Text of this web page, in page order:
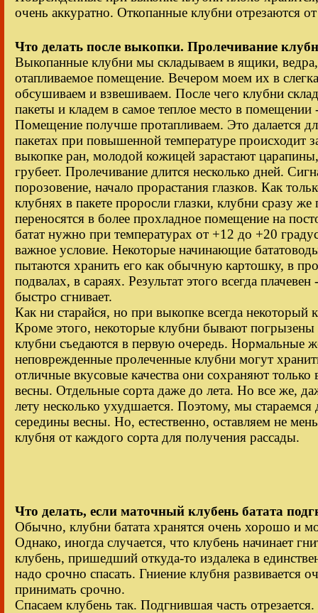
очень аккуратно. Откопанные клубни отрезаются
Что делать после выкопки. Пролечивание
Выкопанные клубни мы складываем в ящики,
отапливаемое помещение. Вечером моем их в
обсушиваем и взвешиваем. После чего клубни
пакеты и кладем в самое теплое место в
Помещение получше протапливаем. Это далается
пакетах при повышенной температуре происходит
выкопке ран, молодой кожицей зарастают
грубеет. Пролечивание длится несколько дней.
порозовение, начало прорастания глазков. Как
клубнях в пакете проросли глазки, клубни сразу
переносятся в более прохладное помещение на
батат нужно при температурах от +12 до +20
важное условие. Некоторые начинающие
пытаются хранить его как обычную картошку, в
подвалах, в сараях. Результат этого всегда
быстро сгнивает.
Как ни старайся, но при выкопке всегда некоторый
Кроме этого, некоторые клубни бывают погрызены
клубни съедаются в первую очередь. Нормальные
неповрежденные пролеченные клубни могут
отличные вкусовые качества они сохраняют только
весны. Отдельные сорта даже до лета. Но все же,
лету несколько ухудшается. Поэтому, мы стараемся
середины весны. Но, естественно, оставляем не
клубня от каждого сорта для получения рассады.
Что делать, если маточный клубень батата
Обычно, клубни батата хранятся очень хорошо и
Однако, иногда случается, что клубень начинает
клубень, пришедший откуда-то издалека в
надо срочно спасать. Гниение клубня развивается
принимать срочно.
Спасаем клубень так. Подгнившая часть